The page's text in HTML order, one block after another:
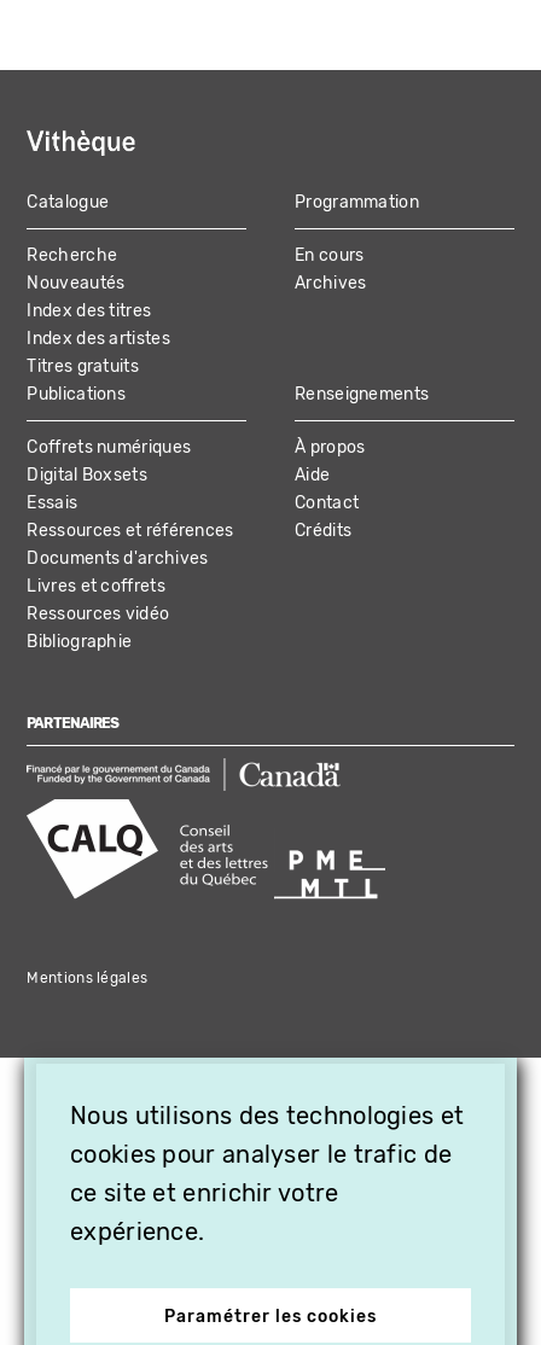
MAIN
NAVIGATION
Catalogue
Recherche
Nouveautés
Index des titres
Index des artistes
Titres gratuits
Programmation
En cours
Archives
Publications
Coffrets numériques
Digital Boxsets
Essais
Ressources et références
Documents d'archives
Livres et coffrets
Ressources vidéo
Bibliographie
Renseignements
À propos
Aide
Contact
Crédits
PARTENAIRES
Mentions légales
Nous utilisons des technologies et
cookies pour analyser le trafic de
ce site et enrichir votre
expérience.
Paramétrer les cookies
OFFREZ LA VIDÉO EN
CADEAU, ABONNEZ VOS
PROCHES À VITHÈQUE !